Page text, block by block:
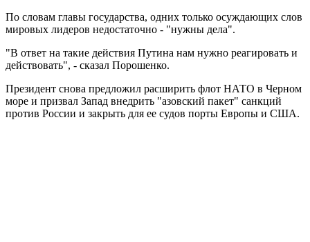
По словам главы государства, одних только осуждающих слов
мировых лидеров недостаточно - "нужны дела".
"В ответ на такие действия Путина нам нужно реагировать и
действовать", - сказал Порошенко.
Президент снова предложил расширить флот НАТО в Черном
море и призвал Запад внедрить "азовский пакет" санкций
против России и закрыть для ее судов порты Европы и США.